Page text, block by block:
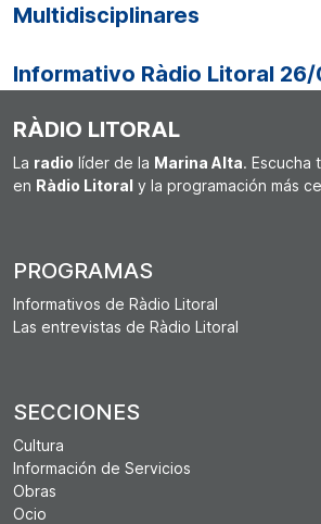
Multidisciplinares
Informativo Ràdio Litoral
RÀDIO LITORAL
La radio líder de la Marina Alta. Escucha
en Ràdio Litoral y la programación más
PROGRAMAS
Informativos de Ràdio Litoral
Las entrevistas de Ràdio Litoral
SECCIONES
Cultura
Información de Servicios
Obras
Ocio